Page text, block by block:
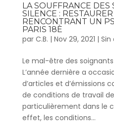
LA SOUFFRANCE DES
SILENCE :
RENCONTRANT UN
PARIS 18È
par C.B. | Nov 29, 2021 |
Le mal-être des
L’année dernière a
d’articles et d’émissions
de conditions de travail
particulièrement dans le
effet, les conditions...